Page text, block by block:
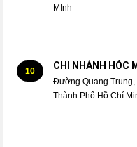
MInh
10 CHI NHÁNH HÓC
Đường Quang Trung,
Thành Phố Hồ Chí